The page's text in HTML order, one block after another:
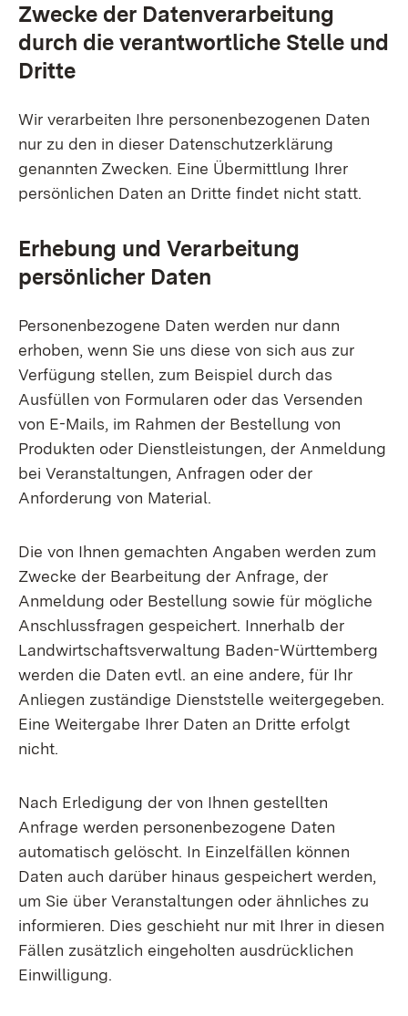
Zwecke der Datenverarbeitung
durch die verantwortliche Stelle und
Dritte
Wir verarbeiten Ihre personenbezogenen Daten
nur zu den in dieser Datenschutzerklärung
genannten Zwecken. Eine Übermittlung Ihrer
persönlichen Daten an Dritte findet nicht statt.
Erhebung und Verarbeitung
persönlicher Daten
Personenbezogene Daten werden nur dann
erhoben, wenn Sie uns diese von sich aus zur
Verfügung stellen, zum Beispiel durch das
Ausfüllen von Formularen oder das Versenden
von E-Mails, im Rahmen der Bestellung von
Produkten oder Dienstleistungen, der Anmeldung
bei Veranstaltungen, Anfragen oder der
Anforderung von Material.
Die von Ihnen gemachten Angaben werden zum
Zwecke der Bearbeitung der Anfrage, der
Anmeldung oder Bestellung sowie für mögliche
Anschlussfragen gespeichert. Innerhalb der
Landwirtschaftsverwaltung Baden-Württemberg
werden die Daten evtl. an eine andere, für Ihr
Anliegen zuständige Dienststelle weitergegeben.
Eine Weitergabe Ihrer Daten an Dritte erfolgt
nicht.
Nach Erledigung der von Ihnen gestellten
Anfrage werden personenbezogene Daten
automatisch gelöscht. In Einzelfällen können
Daten auch darüber hinaus gespeichert werden,
um Sie über Veranstaltungen oder ähnliches zu
informieren. Dies geschieht nur mit Ihrer in diesen
Fällen zusätzlich eingeholten ausdrücklichen
Einwilligung.